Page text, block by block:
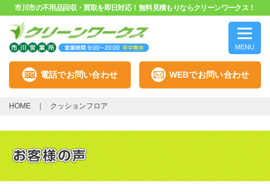
市川市の不用品回収・買取を即日対応！無料見積もりならクリーンワークス！
MENU
電話でお問い合わせ WEBでお問い合わせ
HOME クッションフロア